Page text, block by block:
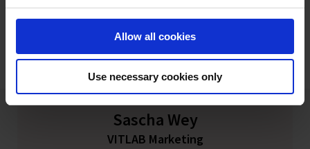
Allow all cookies
Use necessary cookies only
teilgenommen.
Sascha Wey
VITLAB Marketing